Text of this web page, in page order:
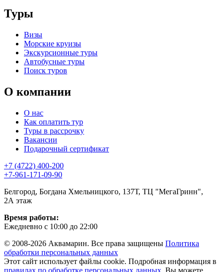
Туры
Визы
Морские круизы
Экскурсионные туры
Автобусные туры
Поиск туров
О компании
О нас
Как оплатить тур
Туры в рассрочку
Вакансии
Подарочный сертификат
+7 (4722) 400-200
+7-961-171-09-90
Белгород, Богдана Хмельницкого, 137Т, ТЦ "МегаГринн",
2А этаж
Время работы:
Ежедневно с 10:00 до 22:00
© 2008-2026 Аквамарин. Все права защищены Политика
обработки персональных данных
Этот сайт использует файлы cookie. Подробная информация в
правилах по обработке персональных данных . Вы можете